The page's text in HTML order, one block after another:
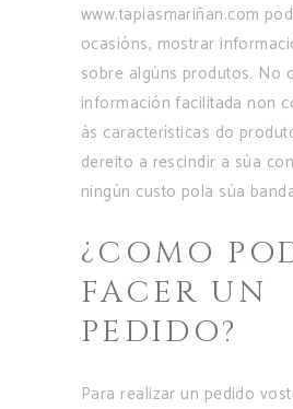
www.tapiasmariñan.com
ocasións, mostrar
sobre algúns produtos. No
información facilitada non
ás características do
dereito a rescindir a súa
ningún custo pola súa
¿COMO
FACER UN
PEDIDO?
Para realizar un pedido